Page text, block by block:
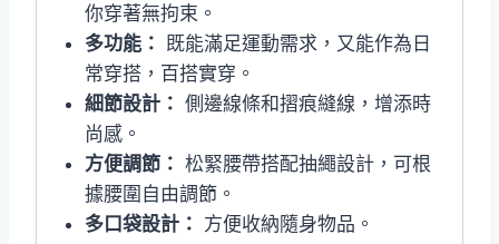
你穿著無拘束。
多功能：
既能滿足運動需求，又能作為日
常穿搭，百搭實穿。
細節設計： 側邊線條和摺痕縫線，增添時
尚感。
方便調節： 松緊腰帶搭配抽繩設計，可根
據腰圍自由調節。
多口袋設計： 方便收納隨身物品。